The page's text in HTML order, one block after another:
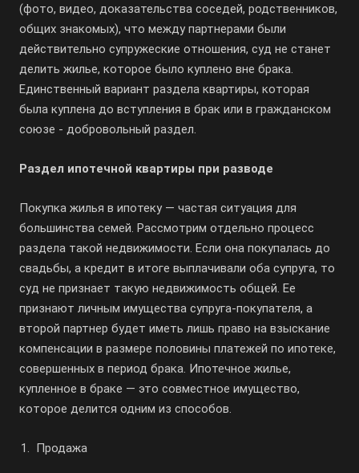
(фото, видео, доказательства соседей, родственников,
общих знакомых), что между партнерами были
действительно супружеские отношения, суд не станет
делить жилье, которое было куплено вне брака.
Единственный вариант раздела квартиры, которая
была куплена до вступления в брак или в гражданском
союзе - добровольный раздел.
Раздел ипотечной квартиры при разводе
Покупка жилья в ипотеку — частая ситуация для
большинства семей. Рассмотрим отдельно процесс
раздела такой недвижимости. Если она покупалась до
свадьбы, а кредит в итоге выплачивали оба супруга, то
суд не признает такую недвижимость общей. Ее
признают личным имущества супруга-покупателя, а
второй партнер будет иметь лишь право на взыскание
компенсации в размере половины платежей по ипотеке,
совершенных в период брака. Ипотечное жилье,
купленное в браке — это совместное имущество,
которое делится одним из способов.
Продажа